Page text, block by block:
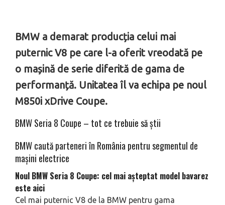
BMW a demarat producția celui mai
puternic V8 pe care l-a oferit vreodată pe
o mașină de serie diferită de gama de
performanță. Unitatea îl va echipa pe noul
M850i xDrive Coupe.
BMW Seria 8 Coupe – tot ce trebuie să ştii
BMW caută parteneri în România pentru segmentul de
maşini electrice
Noul BMW Seria 8 Coupe: cel mai așteptat model bavarez
este aici
Cel mai puternic V8 de la BMW pentru gama